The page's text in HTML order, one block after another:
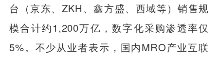
台（京东、ZKH、鑫方盛、西域等）销售规
模合计约1,200万亿，数字化采购渗透率仅
5%。不少从业者表示，国内MRO产业互联